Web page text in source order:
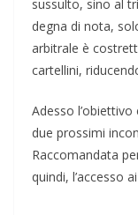
sussulto, sino al
degna di nota,
arbitrale è
cartellini,
Adesso
due prossimi
Raccomandata
quindi, l’accesso